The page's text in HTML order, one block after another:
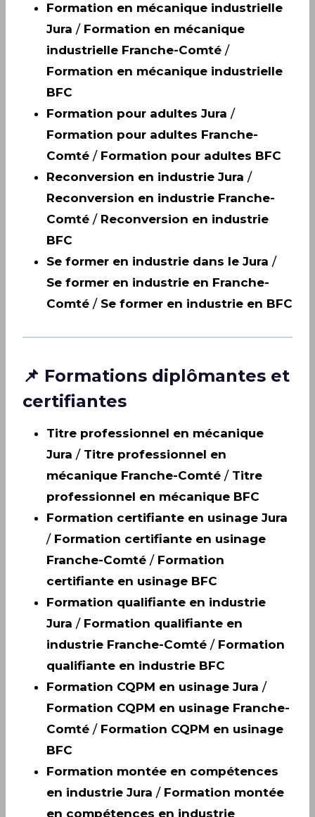
Formation en mécanique industrielle
Jura / Formation en mécanique
industrielle Franche-Comté /
Formation en mécanique industrielle
BFC
Formation pour adultes Jura /
Formation pour adultes Franche-
Comté / Formation pour adultes BFC
Reconversion en industrie Jura /
Reconversion en industrie Franche-
Comté / Reconversion en industrie
BFC
Se former en industrie dans le Jura /
Se former en industrie en Franche-
Comté / Se former en industrie en BFC
📌 Formations diplômantes et
certifiantes
Titre professionnel en mécanique
Jura / Titre professionnel en
mécanique Franche-Comté / Titre
professionnel en mécanique BFC
Formation certifiante en usinage Jura
/ Formation certifiante en usinage
Franche-Comté / Formation
certifiante en usinage BFC
Formation qualifiante en industrie
Jura / Formation qualifiante en
industrie Franche-Comté / Formation
qualifiante en industrie BFC
Formation CQPM en usinage Jura /
Formation CQPM en usinage Franche-
Comté / Formation CQPM en usinage
BFC
Formation montée en compétences
en industrie Jura / Formation montée
en compétences en industrie